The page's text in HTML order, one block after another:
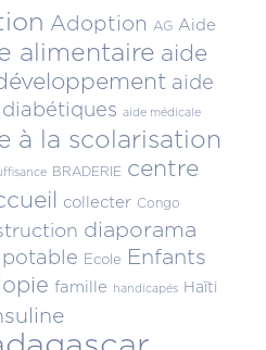
Adoption AG Aide
alimentaire aide
aide
aide médicale
à la scolarisation
BRADERIE centre
collecter Congo
diaporama
Ecole Enfants
famille handicapés Haïti